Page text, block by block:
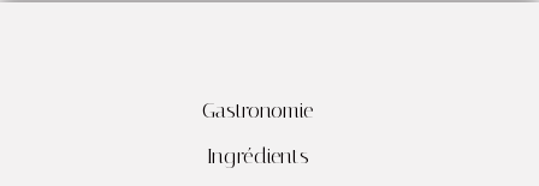
Gastronomie
Ingrédients